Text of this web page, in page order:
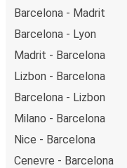
Barcelona - Madrit
Barcelona - Lyon
Madrit - Barcelona
Lizbon - Barcelona
Barcelona - Lizbon
Milano - Barcelona
Nice - Barcelona
Cenevre - Barcelona